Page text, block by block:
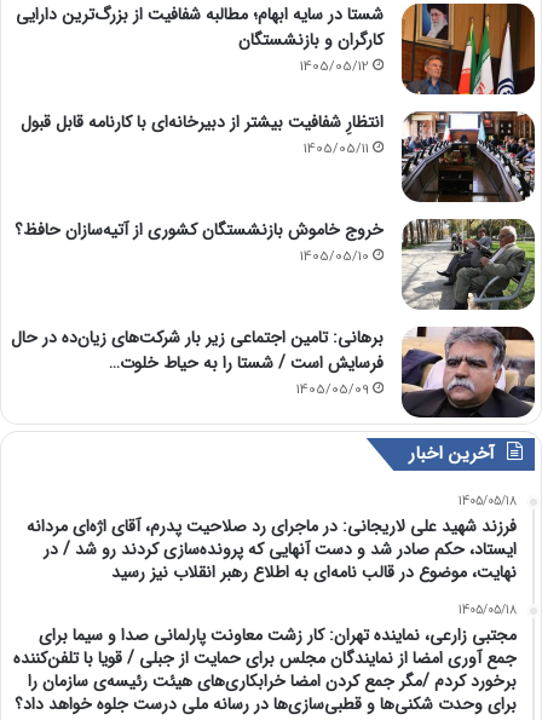
شستا در سایه ابهام؛ مطالبه شفافیت از بزرگ‌ترین دارایی
کارگران و بازنشستگان
1405/05/12
انتظارِ شفافیت بیشتر از دبیرخانه‌ای با کارنامه قابل قبول
1405/05/11
خروج خاموش بازنشستگان کشوری از آتیه‌سازان حافظ؟
1405/05/10
برهانی: تامین اجتماعی زیر بار شرکت‌های زیان‌ده در حال
فرسایش است / شستا را به حیاط خلوت…
1405/05/09
آخرین اخبار
1405/05/18
فرزند شهید علی لاریجانی: در ماجرای رد صلاحیت پدرم، آقای اژه‌ای مردانه
ایستاد، حکم صادر شد و دست آنهایی که پرونده‌سازی کردند رو شد / در
نهایت، موضوع در قالب نامه‌ای به اطلاع رهبر انقلاب نیز رسید
1405/05/18
مجتبی زارعی، نماینده تهران: کار زشت معاونت پارلمانی صدا و سیما برای
جمع آوری امضا از نمایندگان مجلس برای حمایت از جبلی / قویا با تلفن‌کننده
برخورد کردم /مگر جمع کردن امضا خرابکاری‌های هیئت رئیسه‌ی سازمان را
برای وحدت شکنی‌ها و قطبی‌سازی‌ها در رسانه ملی درست جلوه خواهد داد؟